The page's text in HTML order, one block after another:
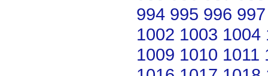
994 995 996 997
1002 1003 1004
1009 1010 1011